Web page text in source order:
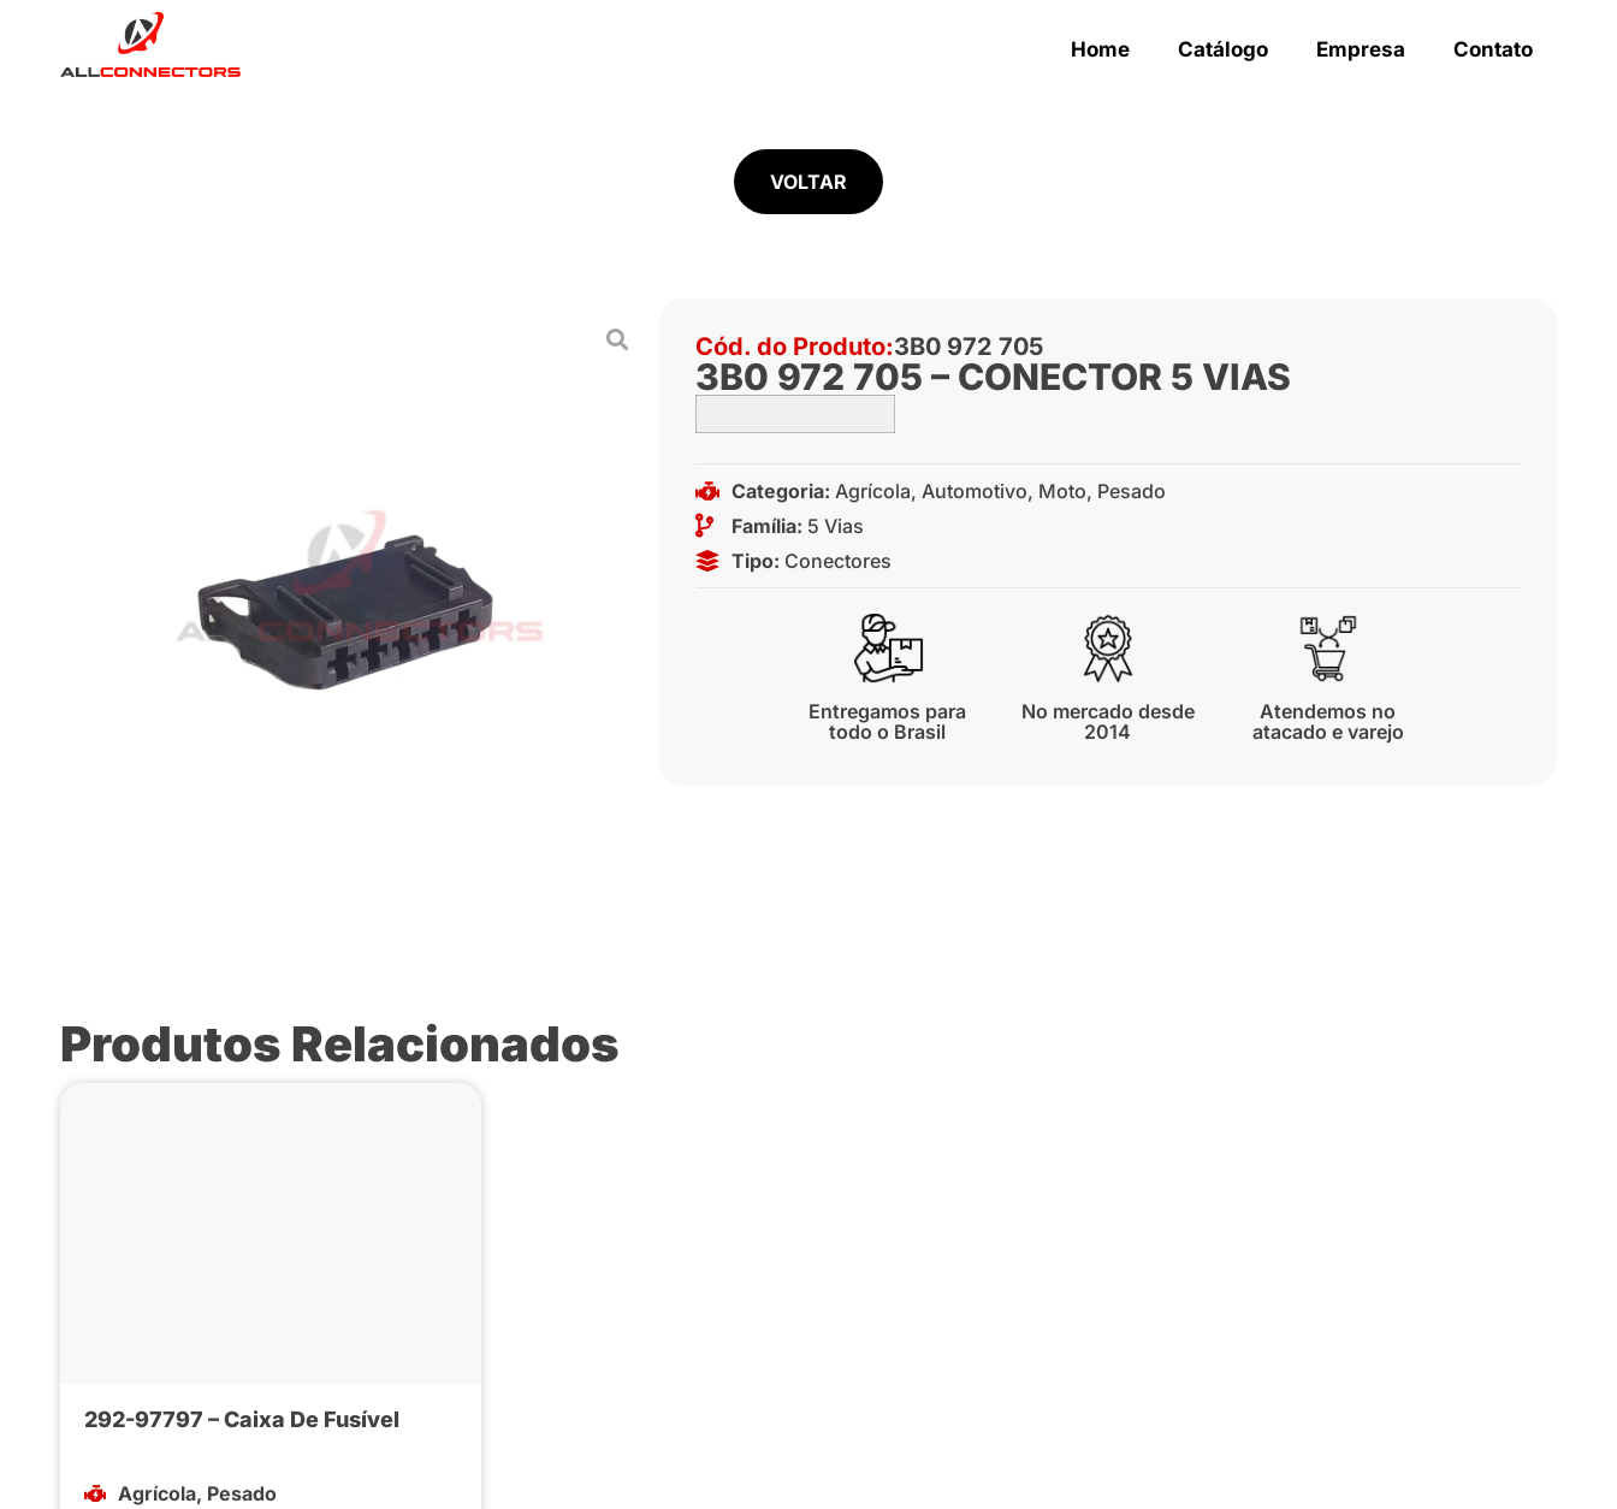
Home Catálogo Empresa Contato
VOLTAR
Cód. do Produto:3B0 972 705
3B0 972 705 – CONECTOR 5 VIAS
Categoria: Agrícola, Automotivo, Moto, Pesado
Família: 5 Vias
Tipo: Conectores
Entregamos para
todo o Brasil
No mercado desde
2014
Atendemos no
atacado e varejo
Produtos Relacionados
292-97797 – Caixa De Fusível
Agrícola, Pesado